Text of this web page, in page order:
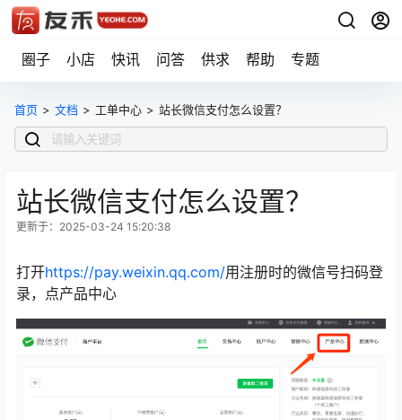
圈子 小店 快讯 问答 供求 帮助 专题
首页 > 文档 > 工单中心 > 站长微信支付怎么设置？
站长微信支付怎么设置？
更新于：2025-03-24 15:20:38
打开https://pay.weixin.qq.com/用注册时的微信号扫码登
录，点产品中心